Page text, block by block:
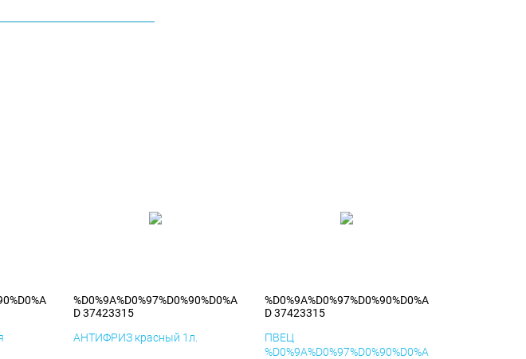
%D0%9A%D0%97%D0%90%D0%A
D 37423315
АНТИФРИЗ красный 1л.
%D0%9A%D0%97%D0%90%D0%A
D 37423315
ПВЕЦ
%D0%9A%D0%97%D0%90%D0%A